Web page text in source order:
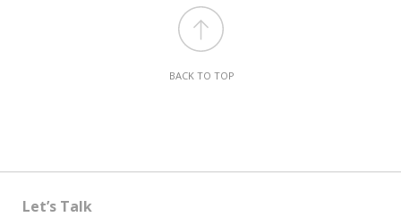
BACK TO TOP
Let’s Talk